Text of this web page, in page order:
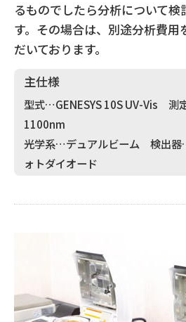
るものでしたら分析について検
す。その場合は、別途分析費用
だいております。
主仕様
型式…GENESYS 10S UV-Vis 測
1100nm
光学系…デュアルビーム 検出器
ォトダイオード